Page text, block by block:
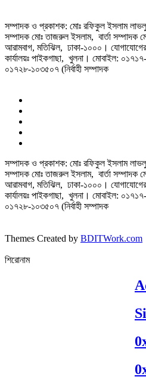
সম্পাদক ও প্রকাশক: মোঃ রফিকুল ইসলাম লাভলু।
সম্পাদক মোঃ তাজরুল‌‌ ইসলাম, বার্তা সম্পাদক
আরামবাগ, মতিঝিল, ঢাকা-১০০০। যোগাযোগের
কার্যালয়ঃ পাইকগাছা, খুলনা। মোবাইল:
০১৭২৮-১০৩৫০৭ (নির্বাহী সম্পাদক
সম্পাদক ও প্রকাশক: মোঃ রফিকুল ইসলাম লাভলু।
সম্পাদক মোঃ তাজরুল‌‌ ইসলাম, বার্তা সম্পাদক
আরামবাগ, মতিঝিল, ঢাকা-১০০০। যোগাযোগের
কার্যালয়ঃ পাইকগাছা, খুলনা। মোবাইল:
০১৭২৮-১০৩৫০৭ (নির্বাহী সম্পাদক
Themes Created by BDITWork.com
শিরোনাম